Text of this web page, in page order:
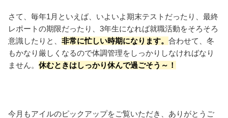
さて、毎年1月といえば、いよいよ期末テストだったり、最終
レポートの期限だったり、3年生になれば就職活動をそろそろ
意識したりと、 非常に忙しい時期になります。 合わせて、冬
もかなり厳しくなるので体調管理をしっかりしなければなり
ません。 休むときはしっかり休んで過ごそう～！
今月もアイルのピックアップをご覧いただき、ありがとうご